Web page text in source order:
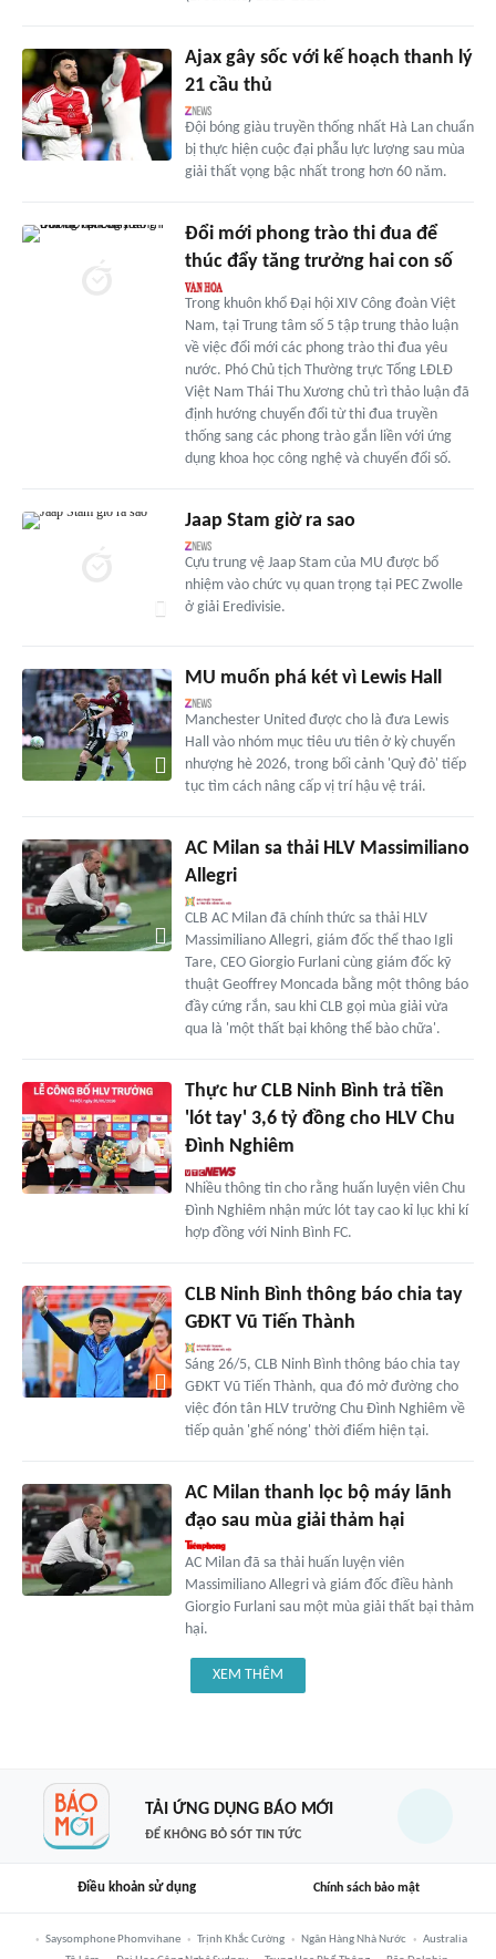
Ajax gây sốc với kế hoạch thanh lý
21 cầu thủ
Đội bóng giàu truyền thống nhất Hà Lan chuẩn
bị thực hiện cuộc đại phẫu lực lượng sau mùa
giải thất vọng bậc nhất trong hơn 60 năm.
Đổi mới phong trào thi đua để
thúc đẩy tăng trưởng hai con số
Trong khuôn khổ Đại hội XIV Công đoàn Việt
Nam, tại Trung tâm số 5 tập trung thảo luận
về việc đổi mới các phong trào thi đua yêu
nước. Phó Chủ tịch Thường trực Tổng LĐLĐ
Việt Nam Thái Thu Xương chủ trì thảo luận đã
định hướng chuyển đổi từ thi đua truyền
thống sang các phong trào gắn liền với ứng
dụng khoa học công nghệ và chuyển đổi số.
Jaap Stam giờ ra sao
Cựu trung vệ Jaap Stam của MU được bổ
nhiệm vào chức vụ quan trọng tại PEC Zwolle
ở giải Eredivisie.
MU muốn phá két vì Lewis Hall
Manchester United được cho là đưa Lewis
Hall vào nhóm mục tiêu ưu tiên ở kỳ chuyển
nhượng hè 2026, trong bối cảnh 'Quỷ đỏ' tiếp
tục tìm cách nâng cấp vị trí hậu vệ trái.
AC Milan sa thải HLV Massimiliano
Allegri
CLB AC Milan đã chính thức sa thải HLV
Massimiliano Allegri, giám đốc thể thao Igli
Tare, CEO Giorgio Furlani cùng giám đốc kỹ
thuật Geoffrey Moncada bằng một thông báo
đầy cứng rắn, sau khi CLB gọi mùa giải vừa
qua là 'một thất bại không thể bào chữa'.
Thực hư CLB Ninh Bình trả tiền
'lót tay' 3,6 tỷ đồng cho HLV Chu
Đình Nghiêm
Nhiều thông tin cho rằng huấn luyện viên Chu
Đình Nghiêm nhận mức lót tay cao kỉ lục khi kí
hợp đồng với Ninh Bình FC.
CLB Ninh Bình thông báo chia tay
GĐKT Vũ Tiến Thành
Sáng 26/5, CLB Ninh Bình thông báo chia tay
GĐKT Vũ Tiến Thành, qua đó mở đường cho
việc đón tân HLV trưởng Chu Đình Nghiêm về
tiếp quản 'ghế nóng' thời điểm hiện tại.
AC Milan thanh lọc bộ máy lãnh
đạo sau mùa giải thảm hại
AC Milan đã sa thải huấn luyện viên
Massimiliano Allegri và giám đốc điều hành
Giorgio Furlani sau một mùa giải thất bại thảm
hại.
XEM THÊM
TẢI ỨNG DỤNG BÁO MỚI
ĐỂ KHÔNG BỎ SÓT TIN TỨC
Điều khoản sử dụng Chính sách bảo mật
Saysomphone Phomvihane Trịnh Khắc Cường Ngân Hàng Nhà Nước
Australia